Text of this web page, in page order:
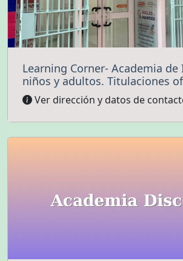
Learning Corner- Academia de
niños y adultos. Titulaciones
Ver dirección y datos de